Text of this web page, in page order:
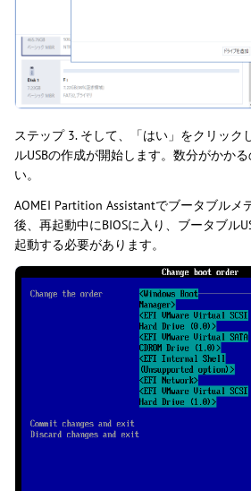
ステップ 3. そして、「はい」をクリック
ルUSBの作成が開始します。数分がかか
い。
AOMEI Partition Assistantでブータブルメ
後、再起動中にBIOSに入り、ブータブル
起動する必要があります。